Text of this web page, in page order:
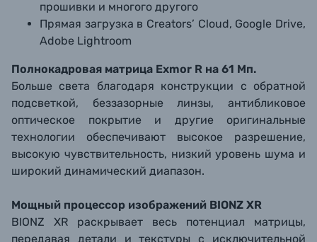
прошивки и многого другого
Прямая загрузка в Creators’ Cloud, Google Drive,
Adobe Lightroom
Полнокадровая матрица Exmor R на 61 Мп.
Больше света благодаря конструкции с обратной
подсветкой, беззазорные линзы, антибликовое
оптическое покрытие и другие оригинальные
технологии обеспечивают высокое разрешение,
высокую чувствительность, низкий уровень шума и
широкий динамический диапазон.
Мощный процессор изображений BIONZ XR
BIONZ XR раскрывает весь потенциал матрицы,
передавая детали и текстуры с исключительной